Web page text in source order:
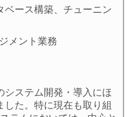
ベース構築、チューニン
メント業務
システム開発・導入にほ
た。特に現在も取り組